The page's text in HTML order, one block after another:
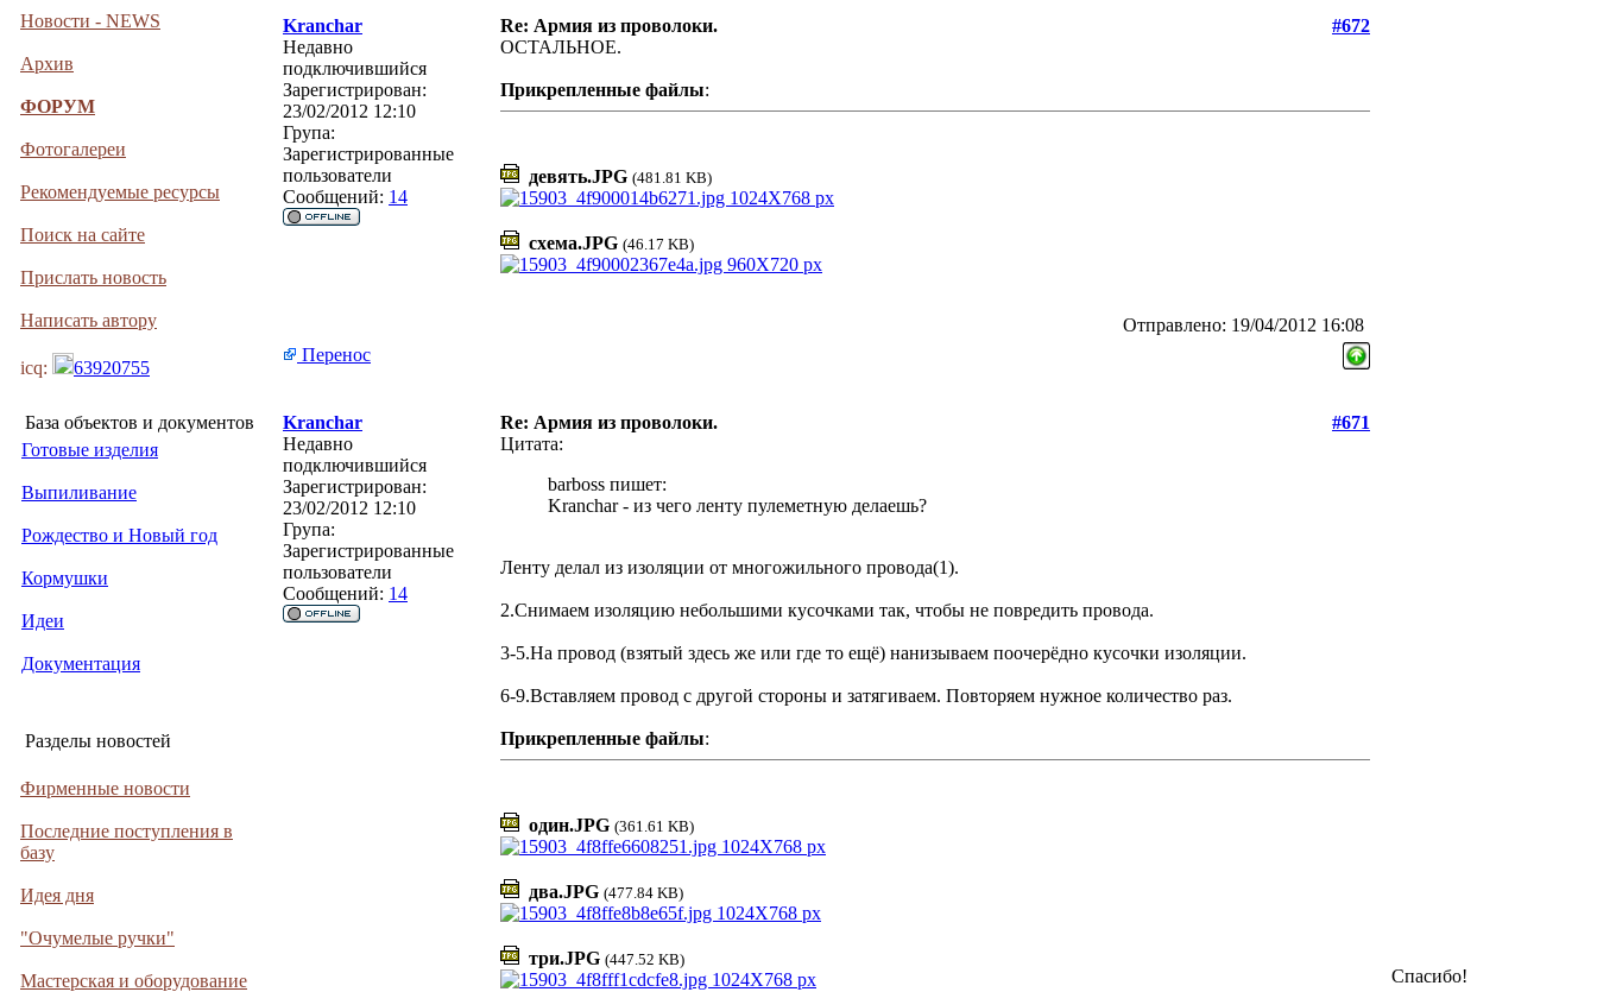
Новости - NEWS
Архив
ФОРУМ
Фотогалереи
Рекомендуемые ресурсы
Поиск на сайте
Прислать новость
Написать автору
icq: 63920755
База объектов и документов
Готовые изделия
Выпиливание
Рождество и Новый год
Кормушки
Идеи
Документация
Разделы новостей
Фирменные новости
Последние поступления в
базу
Идея дня
"Очумелые ручки"
Мастерская и оборудование
Kranchar Re: Армия из проволоки.
#672
Недавно
подключившийся
Зарегистрирован:
23/02/2012 12:10
Група:
Зарегистрированные
пользователи
Сообщений: 14
ОСТАЛЬНОЕ.
Прикрепленные файлы:
девять.JPG (481.81 KB)
схема.JPG (46.17 KB)
Отправлено: 19/04/2012 16:08
Перенос
Kranchar Re: Армия из проволоки.
#671
Недавно
подключившийся
Зарегистрирован:
23/02/2012 12:10
Група:
Зарегистрированные
пользователи
Сообщений: 14
Цитата:
barboss пишет:
Kranchar - из чего ленту пулеметную делаешь?
Ленту делал из изоляции от многожильного провода(1).
2.Снимаем изоляцию небольшими кусочками так, чтобы не повредить провода.
3-5.На провод (взятый здесь же или где то ещё) нанизываем поочерёдно кусочки изоляции.
6-9.Вставляем провод с другой стороны и затягиваем. Повторяем нужное количество раз.
Прикрепленные файлы:
один.JPG (361.61 KB)
два.JPG (477.84 KB)
три.JPG (447.52 KB)
Спасибо!